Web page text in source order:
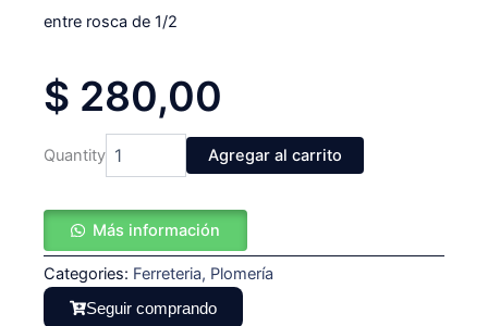
entre rosca de 1/2
$ 280,00
Quantity rosca
1/2
cantidad
Agregar al carrito
Más información
Categories: Ferreteria, Plomería
Seguir comprando